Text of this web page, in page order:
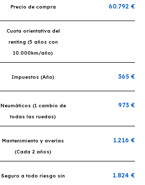
Precio de compra 60.792 €
Cuota orientativa del
renting (5 años con
10.000km/año)
Impuestos (Año) 365 €
Neumáticos (1 cambio de
todas las ruedas)
973 €
Mantenimiento y averías
(Cada 2 años)
1.216 €
Seguro a todo riesgo sin
1.824 €